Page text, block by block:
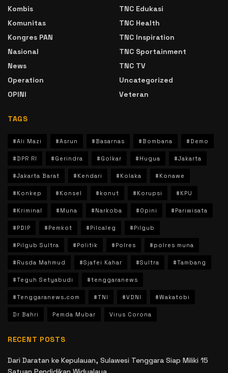
Kombis
Komunitas
Kongres PAN
Nasional
News
Operation
OPINI
TNC Edukasi
TNC Health
TNC Inspiration
TNC Sportainment
TNC TV
Uncategorized
Veteran
TAGS
#Ali Mazi #Asrun #Basarnas #Bombana #Demo
#DPR RI #Gerindra #Golkar #Hugua #Jakarta
#Jakarta Barat #Kendari #Kolaka #Konawe
#Konkep #Konsel #konut #Korupsi #KPU
#Kriminal #Muna #Narkoba #Opini #Pariwisata
#PDIP #Pemkot #Pilcaleg #Pilgub
#Pilgub Sultra #Politik #Polres #polres muna
#Rusda Mahmud #Sjafei Kahar #Sultra #Tambang
#Teguh Setyabudi #tenggaranews
#Tenggaranews.com #TNI #VDNI #Wakatobi
Dr Bahri Pemda Mubar Virus Corona
RECENT POSTS
Dari Daratan ke Kepulauan, Sulawesi Tenggara Siap Miliki 15